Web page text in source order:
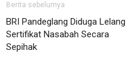
Berita sebelumya
BRI Pandeglang Diduga Lelang
Sertifikat Nasabah Secara
Sepihak